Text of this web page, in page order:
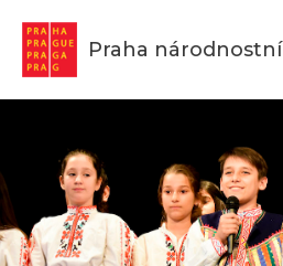
Praha národnostní